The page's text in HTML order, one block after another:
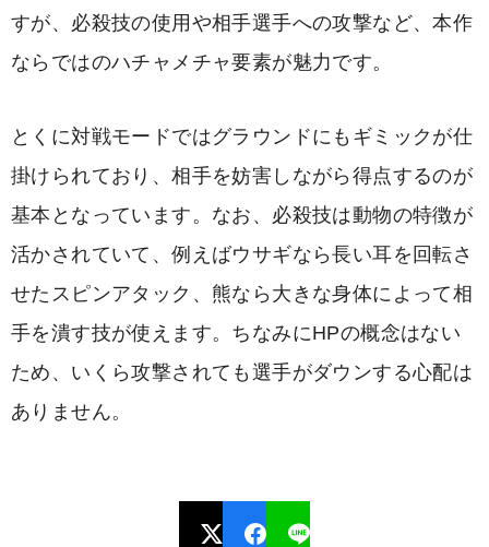
すが、必殺技の使用や相手選手への攻撃など、本作
ならではのハチャメチャ要素が魅力です。
とくに対戦モードではグラウンドにもギミックが仕
掛けられており、相手を妨害しながら得点するのが
基本となっています。なお、必殺技は動物の特徴が
活かされていて、例えばウサギなら長い耳を回転さ
せたスピンアタック、熊なら大きな身体によって相
手を潰す技が使えます。ちなみにHPの概念はない
ため、いくら攻撃されても選手がダウンする心配は
ありません。